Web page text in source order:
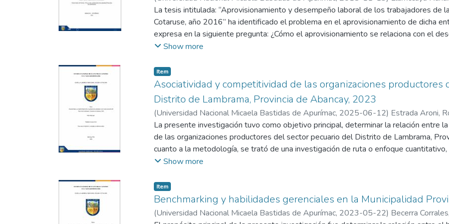
negativas que se deben tomar en cuenta son los ambientes reducidos, equipos
colaboración y una sobrecarga laboral.
Chahuaylla, José Abdón
La tesis intitulada: “Aprovisionamiento y desempeño laboral de los trabajadores de
Cotaruse, año 2016” ha identificado el problema en el aprovisionamiento de dicha
expresa en la siguiente pregunta: ¿Cómo el aprovisionamiento se relaciona con el
trabajadores de la Municipalidad Distrital de Cotaruse, año 2016? Ante la
de los trabajadores de la Municipalidad Distrital de Cotaruse, año 2016. Este trabajo
objetivo: Determinar de qué manera el aprovisionamiento se relaciona con el
de la Municipalidad Distrital de Cotaruse, año 2016. Por otro lado se tiene que esta
básica. El nivel de investigación es descriptiva – correlacional. El método utilizado ha
población estuvo compuesta por 27trabajadores de la Municipalidad Distrital de
constituida por 27 trabajadores de la entidad. Las técnicas utilizadas para tener la
encuesta, toma de información y análisis documental. Como corolario del trabajo se
importante está dado porque el 92.5% de trabajadores indicó que siempre, casi
aprovisionamiento se relaciona positivamente con el desempeño laboral.
Show more
Item
Asociatividad y competitividad de las organizaciones productores
Distrito de Lambrama, Provincia de Abancay, 2023
(Universidad Nacional Micaela Bastidas de Apurímac, 2025-06-12) Estrada Aroni,
La presente investigación tuvo como objetivo principal, determinar la relación entre
de las organizaciones productores del sector pecuario del Distrito de Lambrama,
cuanto a la metodología, se trató de una investigación de ruta o enfoque cuantitativo,
alcance correlacional y un diseño de estudio no experimental de corte transversal. La
30 ítems, basado en una escala tipo Likert, para su confiabilidad se determinó
Cronbach, obteniendo un valor de 0,817 para la variable de asociatividad y 0,853
este mismo sentido, la presente investigación se concluyó que existe una relación
competitividad de las organizaciones productoras del sector pecuario, al ser
Show more
Item
Benchmarking y habilidades gerenciales en la Municipalidad
(Universidad Nacional Micaela Bastidas de Apurímac, 2023-05-22) Becerra